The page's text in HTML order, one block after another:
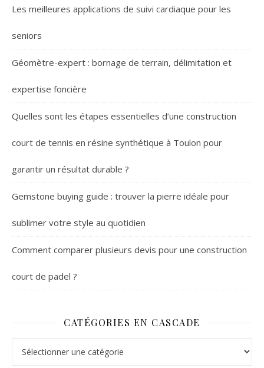
Les meilleures applications de suivi cardiaque pour les
seniors
Géomètre-expert : bornage de terrain, délimitation et
expertise foncière
Quelles sont les étapes essentielles d’une construction
court de tennis en résine synthétique à Toulon pour
garantir un résultat durable ?
Gemstone buying guide : trouver la pierre idéale pour
sublimer votre style au quotidien
Comment comparer plusieurs devis pour une construction
court de padel ?
CATÉGORIES EN CASCADE